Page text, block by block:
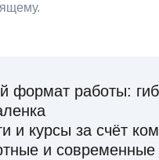
формат работы:
и курсы за счёт
и